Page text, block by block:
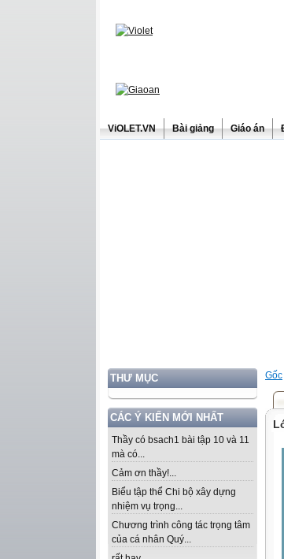
ViOLET.VN Bài giảng Giáo án
THƯ MỤC
CÁC Ý KIẾN MỚI NHẤT
Thầy có bsach1 bài tập 10 và 11
mà có...
Cảm ơn thầy!...
Biểu tập thể Chi bộ xây dựng
nhiệm vụ trọng...
Chương trình công tác trọng tâm
của cá nhân Quý...
Gốc